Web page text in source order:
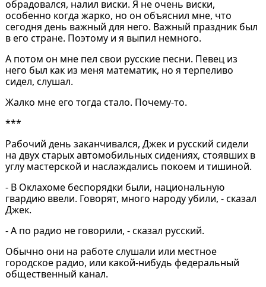
обрадовался, налил виски. Я не очень виски,
особенно когда жарко, но он объяснил мне, что
сегодня день важный для него. Важный праздник был
в его стране. Поэтому и я выпил немного.
А потом он мне пел свои русские песни. Певец из
него был как из меня математик, но я терпеливо
сидел, слушал.
Жалко мне его тогда стало. Почему-то.
***
Рабочий день заканчивался, Джек и русский сидели
на двух старых автомобильных сидениях, стоявших в
углу мастерской и наслаждались покоем и тишиной.
- В Оклахоме беспорядки были, национальную
гвардию ввели. Говорят, много народу убили, - сказал
Джек.
- А по радио не говорили, - сказал русский.
Обычно они на работе слушали или местное
городское радио, или какой-нибудь федеральный
общественный канал.